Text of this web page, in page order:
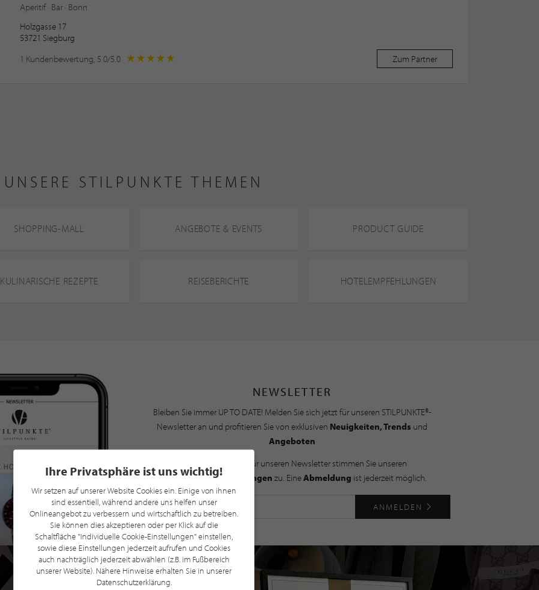
Aperitif · Bar · Bonn
Holzgasse 17
53721 Siegburg
1 Kundenbewertung, 5.0/5.0
Zum Partner
UNSERE STILPUNKTE THEMEN
SHOPPING-MALL ANGEBOTE & EVENTS PRODUCT GUIDE
KULINARISCHE REZEPTE REISEBERICHTE HOTELEMPFEHLUNGEN
NEWSLETTER
Bleiben Sie immer UP TO DATE! Melden Sie sich jetzt für unseren STILPUNKTE®-
Newsletter an und profitieren Sie von exklusiven Neuigkeiten, Trends und
Angeboten
Mit der Anmeldung für unseren Newsletter stimmen Sie unseren
Datenschutzbestimmungen zu. EineAbmeldung ist jederzeit möglich.
ANMELDEN
Ihre Privatsphäre ist uns wichtig!
Wir setzen auf unserer Website Cookies ein. Einige von ihnen
sind essentiell, während andere uns helfen unser
Onlineangebot zu verbessern und wirtschaftlich zu betreiben.
Sie können dies akzeptieren oder per Klick auf die
Schaltfläche "Individuelle Cookie-Einstellungen" einstellen,
sowie diese Einstellungen jederzeit aufrufen und Cookies
auch nachträglich jederzeit abwählen (z.B. im Fußbereich
unserer Website). Nähere Hinweise erhalten Sie in unserer
Datenschutzerklärung.